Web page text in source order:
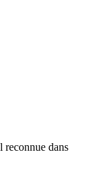
reconnue dans